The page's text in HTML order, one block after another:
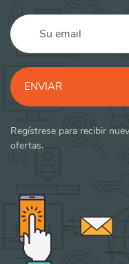
ENVIAR
Regístrese para recibir
ofertas.